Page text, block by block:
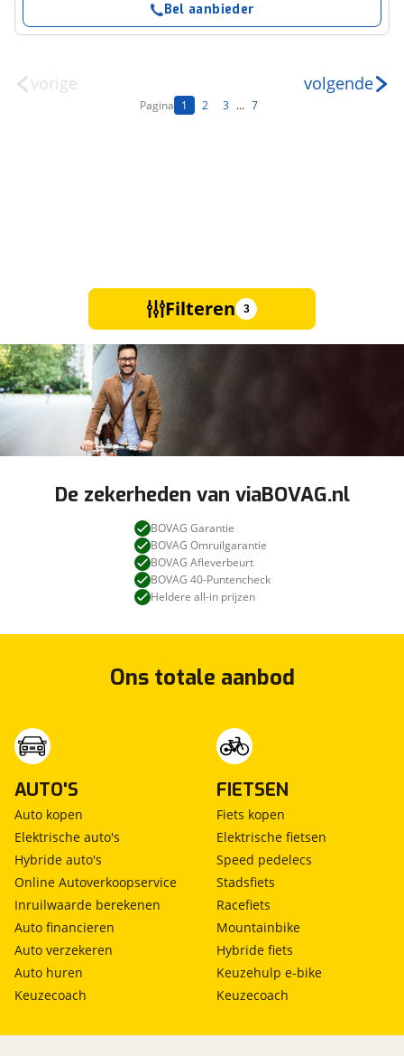
Bel aanbieder
vorige
Pagina 1 2 3 ... 7
volgende
Filteren 3
De zekerheden van viaBOVAG.nl
BOVAG Garantie
BOVAG Omruilgarantie
BOVAG Afleverbeurt
BOVAG 40-Puntencheck
Heldere all-in prijzen
Ons totale aanbod
AUTO'S
Auto kopen
Elektrische auto's
Hybride auto's
Online Autoverkoopservice
Inruilwaarde berekenen
Auto financieren
Auto verzekeren
Auto huren
Keuzecoach
FIETSEN
Fiets kopen
Elektrische fietsen
Speed pedelecs
Stadsfiets
Racefiets
Mountainbike
Hybride fiets
Keuzehulp e-bike
Keuzecoach